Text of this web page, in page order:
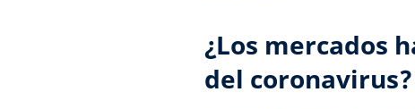
¿Los mercados
del coronavirus?